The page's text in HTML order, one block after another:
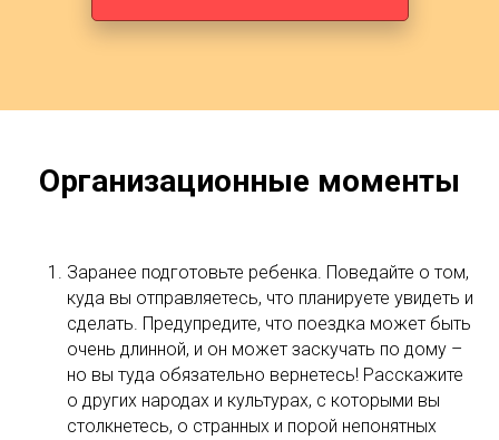
Организационные моменты
Заранее подготовьте ребенка. Поведайте о том,
куда вы отправляетесь, что планируете увидеть и
сделать. Предупредите, что поездка может быть
очень длинной, и он может заскучать по дому –
но вы туда обязательно вернетесь! Расскажите
о других народах и культурах, с которыми вы
столкнетесь, о странных и порой непонятных